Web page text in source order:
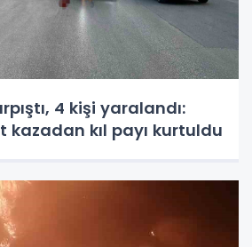
4 kişi yaralandı:
kıl payı kurtuldu